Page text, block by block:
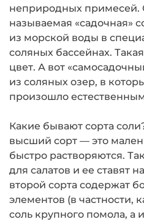
неприродных примесей.
называемая «садочная»
из морской воды в
соляных бассейнах.
цвет. А вот
из соляных озер, в
произошло
Какие бывают сорта
высший сорт — это
быстро растворяются.
для салатов и ее ставят
второй сорта содержат
элементов (в частности,
соль крупного помола, а